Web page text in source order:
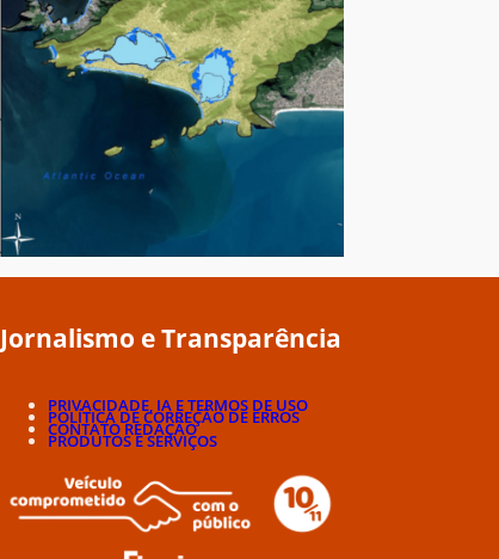
Jornalismo e Transparência
PRIVACIDADE, IA E TERMOS DE USO
POLÍTICA DE CORREÇÃO DE ERROS
CONTATO REDAÇÃO
PRODUTOS E SERVIÇOS